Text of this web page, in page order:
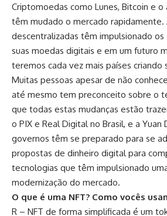
Criptomoedas como Lunes, Bitcoin e o
têm mudado o mercado rapidamente.
descentralizadas têm impulsionado os
suas moedas digitais e em um futuro
teremos cada vez mais países criando
Muitas pessoas apesar de não
até mesmo tem preconceito sobre o
que todas estas mudanças estão
o PIX e Real Digital no Brasil, e a Yuan
governos têm se preparado para se
propostas de dinheiro digital para
tecnologias que têm impulsionado
modernização do mercado.
O que é uma NFT? Como vocês
R – NFT de forma simplificada é um